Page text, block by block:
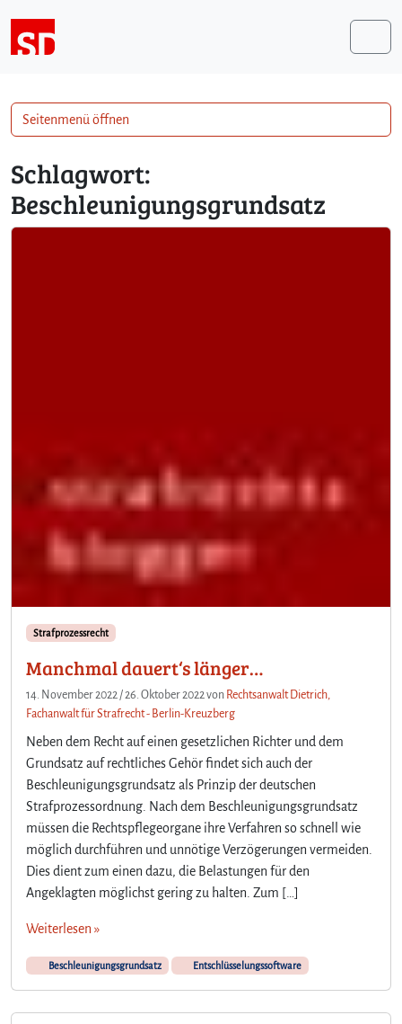
Schlagwort:
Beschleunigungsgrundsatz
Strafprozessrecht
Manchmal dauert‘s länger…
14. November 2022 /26. Oktober 2022von Rechtsanwalt Dietrich,
Fachanwalt für Strafrecht - Berlin-Kreuzberg
Neben dem Recht auf einen gesetzlichen Richter und dem
Grundsatz auf rechtliches Gehör findet sich auch der
Beschleunigungsgrundsatz als Prinzip der deutschen
Strafprozessordnung. Nach dem Beschleunigungsgrundsatz
müssen die Rechtspflegeorgane ihre Verfahren so schnell wie
möglich durchführen und unnötige Verzögerungen vermeiden.
Dies dient zum einen dazu, die Belastungen für den
Angeklagten möglichst gering zu halten. Zum […]
Weiterlesen »
Beschleunigungsgrundsatz Entschlüsselungssoftware
Seitenmenü öffnen